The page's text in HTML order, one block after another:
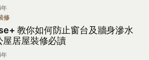
修
教你如何防止窗台及牆身滲水
屋居屋裝修必讀